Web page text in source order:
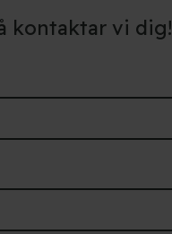
kontaktar vi dig!